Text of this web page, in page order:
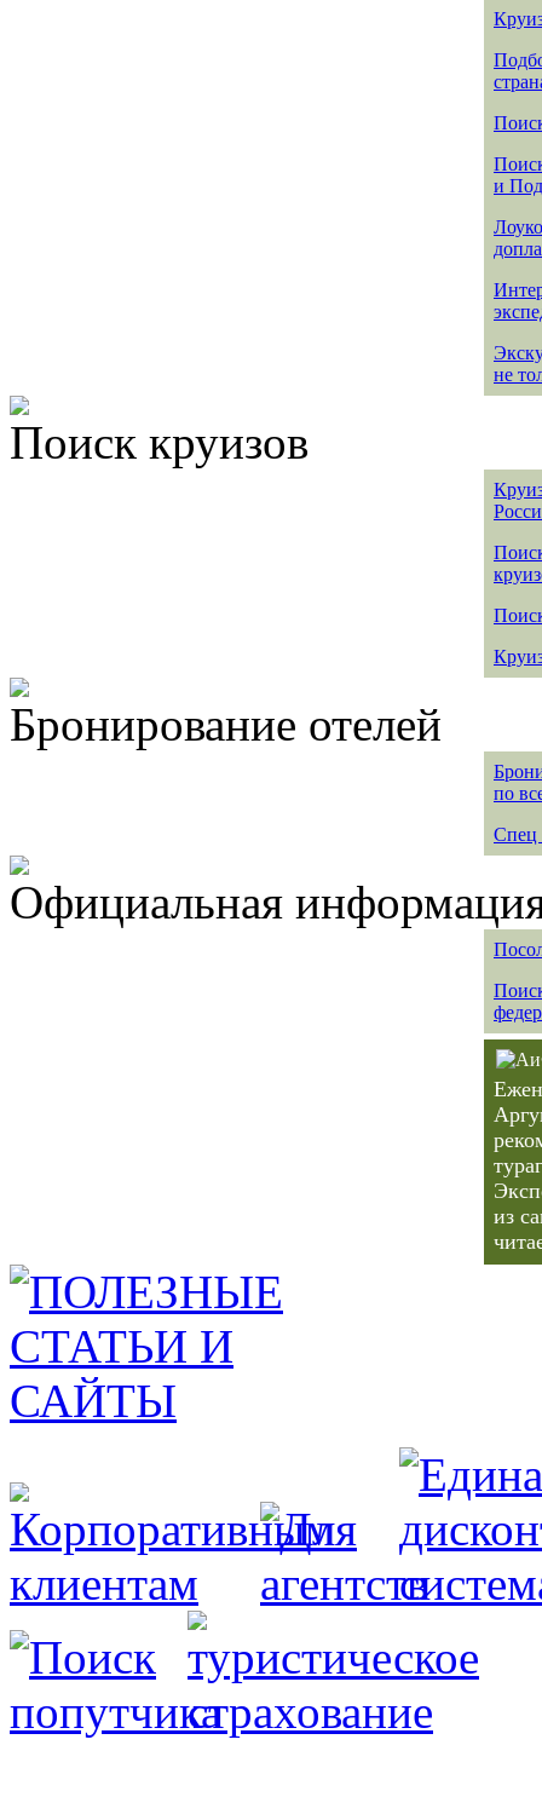
и
не
Поиск круизов
Бронирование отелей
по
Спец
Официальная
из